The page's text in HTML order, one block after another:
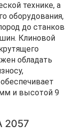
технике, а
оборудования,
до станков
Клиновой
обладать
и высотой 9
2057